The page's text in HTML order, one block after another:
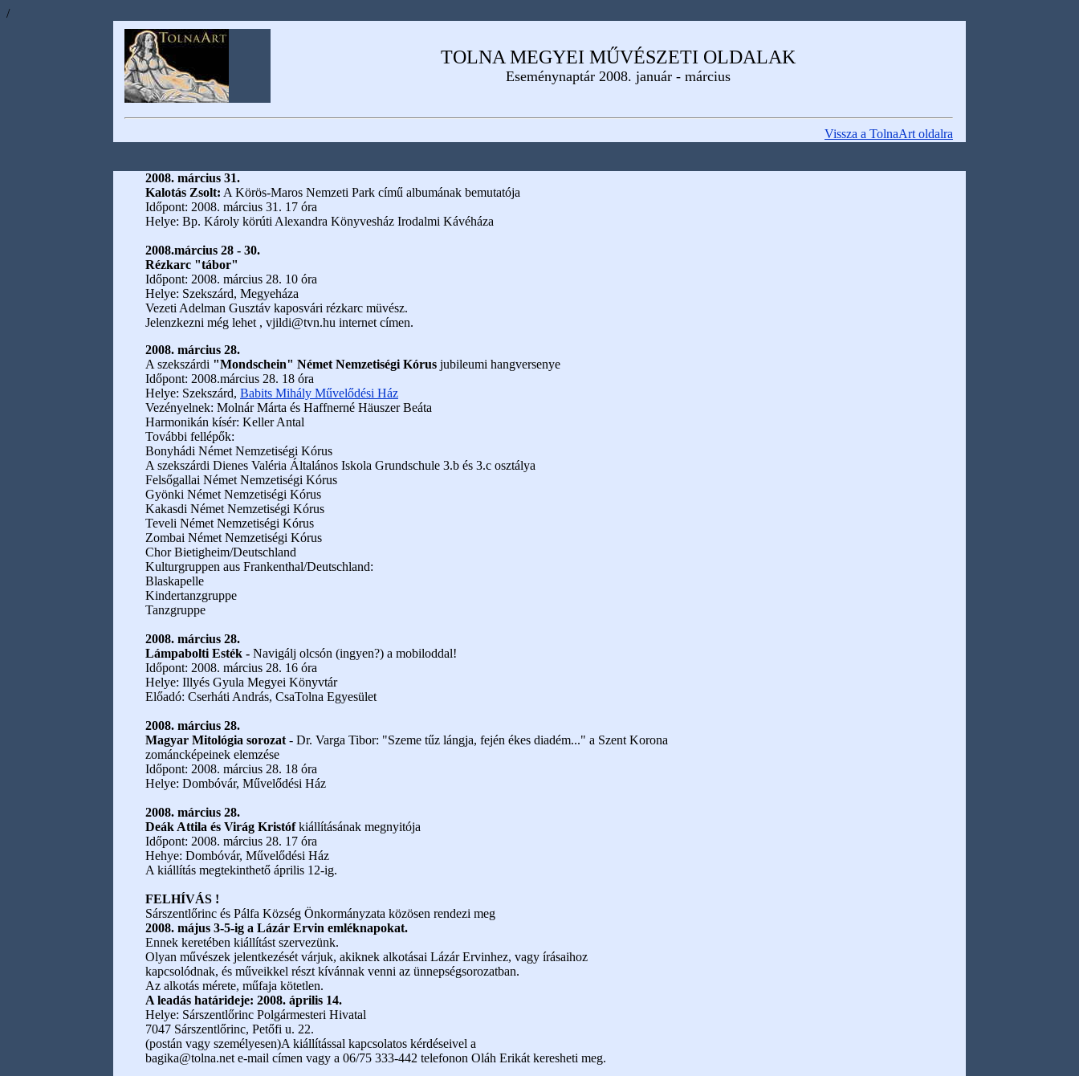
/
TOLNA MEGYEI MŰVÉSZETI OLDALAK
Eseménynaptár 2008. január - március
Vissza a TolnaArt oldalra
2008. március 31.
Kalotás Zsolt: A Körös-Maros Nemzeti Park című albumának bemutatója
Időpont: 2008. március 31. 17 óra
Helye: Bp. Károly körúti Alexandra Könyvesház Irodalmi Kávéháza
2008.március 28 - 30.
Rézkarc "tábor"
Időpont: 2008. március 28. 10 óra
Helye: Szekszárd, Megyeháza
Vezeti Adelman Gusztáv kaposvári rézkarc müvész.
Jelenzkezni még lehet , vjildi@tvn.hu internet címen.
2008. március 28.
A szekszárdi "Mondschein" Német Nemzetiségi Kórus jubileumi hangversenye
Időpont: 2008.március 28. 18 óra
Helye: Szekszárd, Babits Mihály Művelődési Ház
Vezényelnek: Molnár Márta és Haffnerné Häuszer Beáta
Harmonikán kísér: Keller Antal
További fellépők:
Bonyhádi Német Nemzetiségi Kórus
A szekszárdi Dienes Valéria Általános Iskola Grundschule 3.b és 3.c osztálya
Felsőgallai Német Nemzetiségi Kórus
Gyönki Német Nemzetiségi Kórus
Kakasdi Német Nemzetiségi Kórus
Teveli Német Nemzetiségi Kórus
Zombai Német Nemzetiségi Kórus
Chor Bietigheim/Deutschland
Kulturgruppen aus Frankenthal/Deutschland:
Blaskapelle
Kindertanzgruppe
Tanzgruppe
2008. március 28.
Lámpabolti Esték - Navigálj olcsón (ingyen?) a mobiloddal!
Időpont: 2008. március 28. 16 óra
Helye: Illyés Gyula Megyei Könyvtár
Előadó: Cserháti András, CsaTolna Egyesület
2008. március 28.
Magyar Mitológia sorozat - Dr. Varga Tibor: "Szeme tűz lángja, fején ékes diadém..." a Szent Korona
zománcképeinek elemzése
Időpont: 2008. március 28. 18 óra
Helye: Dombóvár, Művelődési Ház
2008. március 28.
Deák Attila és Virág Kristófkiállításának megnyitója
Időpont: 2008. március 28. 17 óra
Hehye: Dombóvár, Művelődési Ház
A kiállítás megtekinthető április 12-ig.
FELHÍVÁS !
Sárszentlőrinc és Pálfa Község Önkormányzata közösen rendezi meg
2008. május 3-5-ig a Lázár Ervin emléknapokat.
Ennek keretében kiállítást szervezünk.
Olyan művészek jelentkezését várjuk, akiknek alkotásai Lázár Ervinhez, vagy írásaihoz
kapcsolódnak, és műveikkel részt kívánnak venni az ünnepségsorozatban.
Az alkotás mérete, műfaja kötetlen.
A leadás határideje: 2008. április 14.
Helye: Sárszentlőrinc Polgármesteri Hivatal
7047 Sárszentlőrinc, Petőfi u. 22.
(postán vagy személyesen)A kiállítással kapcsolatos kérdéseivel a
bagika@tolna.net e-mail címen vagy a 06/75 333-442 telefonon Oláh Erikát keresheti meg.